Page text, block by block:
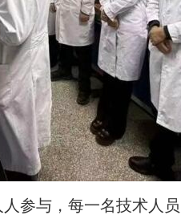
参与，每一名技术人